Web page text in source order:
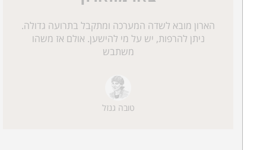
הארון מובא לשדה המערכה ומתקבל בתרועה גדולה.
ניתן להרפות, יש על מי להישען. אולם אז משהו
משתבש
טובה גנזל